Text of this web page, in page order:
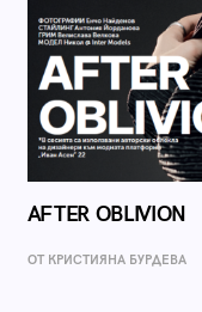
AFTER OBLIVION
ОТ КРИСТИЯНА БУРДЕВА